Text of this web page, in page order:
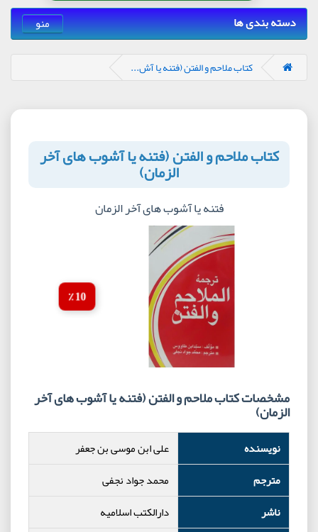
دسته بندی ها منو
کتاب ملاحم و الفتن (فتنه یا آش...
کتاب ملاحم و الفتن (فتنه یا آشوب های آخر
الزمان)
فتنه یا آشوب های آخر الزمان
10 ٪
مشخصات کتاب ملاحم و الفتن (فتنه یا آشوب های آخر
الزمان)
نویسنده
علی ابن موسی بن جعفر
مترجم
محمد جواد نجفی
ناشر
دارالکتب اسلامیه